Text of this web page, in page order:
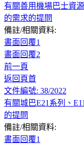
有關善用機場巴士資
的需求的提問
備註/相關資料:
書面回覆1
書面回覆2
前一頁
返回頁首
文件編號: 38/2022
有關城巴E21系列、
的提問
備註/相關資料:
書面回覆1